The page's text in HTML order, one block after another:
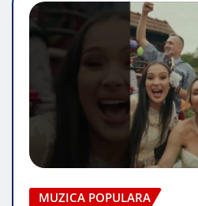
MUZICA POPULARA